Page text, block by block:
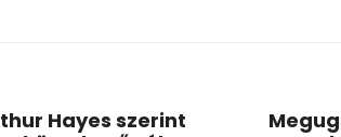
Hayes szerint